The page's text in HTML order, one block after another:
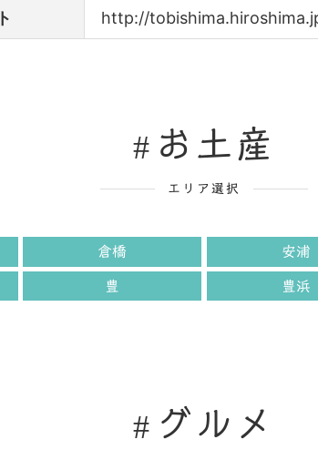
http://
お土産
エリア選択
倉橋 安浦
豊 豊浜
グルメ